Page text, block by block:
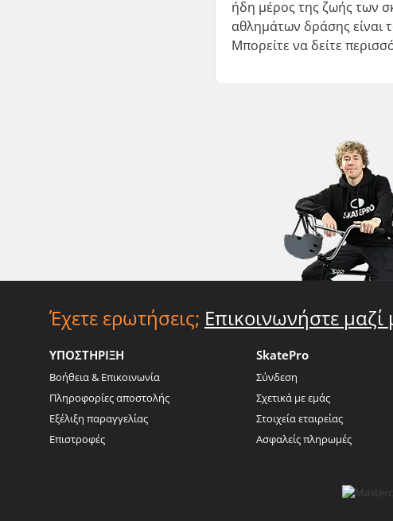
ήδη μέρος της ζωής των
αθλημάτων δράσης είναι
Μπορείτε να δείτε
Έχετε ερωτήσεις; Επικοινωνήστε μαζί
ΥΠΟΣΤΗΡΙΞΗ
Βοήθεια & Επικοινωνία
Πληροφορίες αποστολής
Εξέλιξη παραγγελίας
Επιστροφές
SkatePro
Σύνδεση
Σχετικά με εμάς
Στοιχεία εταιρείας
Ασφαλείς πληρωμές